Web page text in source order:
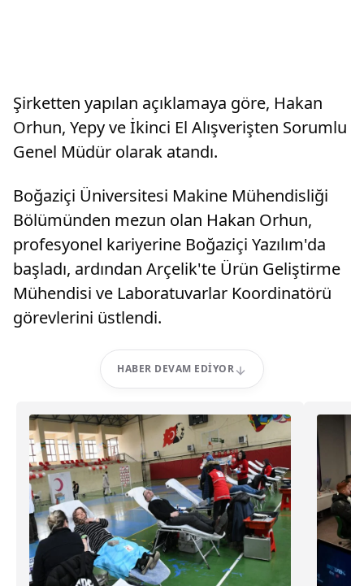
Şirketten yapılan açıklamaya göre, Hakan
Orhun, Yepy ve İkinci El Alışverişten Sorumlu
Genel Müdür olarak atandı.
Boğaziçi Üniversitesi Makine Mühendisliği
Bölümünden mezun olan Hakan Orhun,
profesyonel kariyerine Boğaziçi Yazılım'da
başladı, ardından Arçelik'te Ürün Geliştirme
Mühendisi ve Laboratuvarlar Koordinatörü
görevlerini üstlendi.
HABER DEVAM EDIYOR